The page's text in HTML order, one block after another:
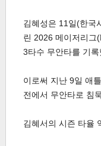
김혜성은 11일(한국
린 2026 메이저리그
3타수 무안타를 기록
이로써 지난 9일 애
전에서 무안타로 침
김혜서의 시즌 타율